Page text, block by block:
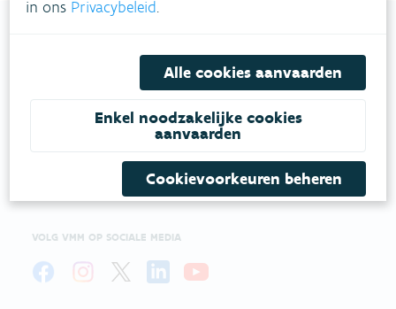
MILIEUMAATSCHAPPIJ
Daarvoor zetten we samen met partners in op
een duurzaam lucht-, water- en klimaatbeleid.
VOLG VMM OP SOCIALE MEDIA
in ons Privacybeleid.
Alle cookies aanvaarden
Enkel noodzakelijke cookies
aanvaarden
Cookievoorkeuren beheren